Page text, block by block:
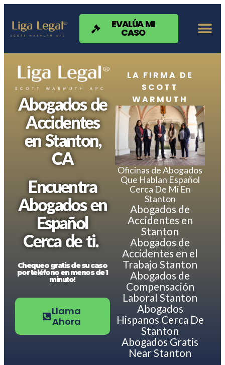
Nota:
sitio
web
accesibilidad.
EVALÚA MI
CASO
Abogados de
Accidentes
en Stanton,
CA
Encuentra
Abogados en
Español
Cerca de ti.
Chequeo gratis de su caso
por teléfono en menos de 1
minuto!
Llama
Ahora
LA FIRMA DE
SCOTT
WARMUTH
Oficinas de Abogados
Que Hablan Español
Cerca De Mi En
Stanton
Abogados de
Accidentes en
Stanton
Abogados de
Accidentes en el
Trabajo Stanton
Abogados de
Compensación
Laboral Stanton
Abogados
Hispanos Cerca De
Stanton
Abogados Gratis
Near Stanton